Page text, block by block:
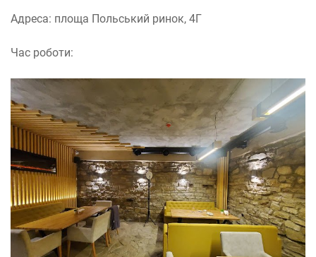
Адреса: площа Польський ринок, 4Г
Час роботи: